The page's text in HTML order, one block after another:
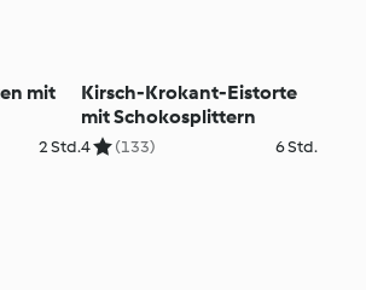
mit
2 Std.
Kirsch-Krokant-Eistorte
mit Schokosplittern
4 (133) 6 Std.